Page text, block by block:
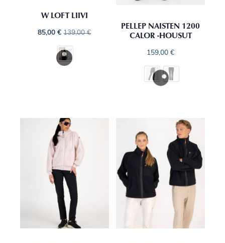
W LOFT LIIVI
85,00€ 139,00€
PELLEP NAISTEN 1200
CALOR -HOUSUT
159,00€